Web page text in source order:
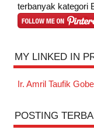
terbanyak kategori
MY LINKED IN
Ir. Amril Taufik
POSTING